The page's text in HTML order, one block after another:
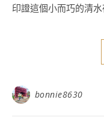
印證這個小而巧的清
bonnie8630